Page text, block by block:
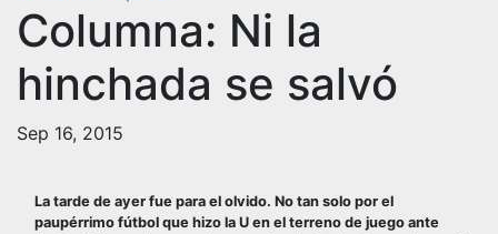
Columna: Ni la
hinchada se salvó
Sep 16, 2015
La tarde de ayer fue para el olvido. No tan solo por el
paupérrimo fútbol que hizo la U en el terreno de juego ante